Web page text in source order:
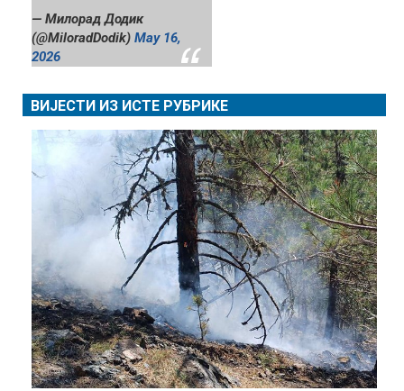
— Милорад Додик
(@MiloradDodik) May 16,
2026
ВИЈЕСТИ ИЗ ИСТЕ РУБРИКЕ